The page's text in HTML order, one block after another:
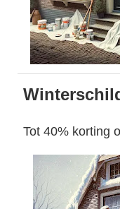
Tot 40% korting